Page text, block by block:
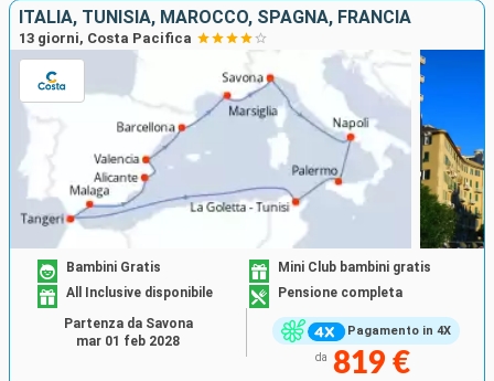
ITALIA, TUNISIA, MAROCCO, SPAGNA, FRANCIA
13 giorni, Costa Pacifica
Pagamento in 4X
Bambini Gratis
Mini Club bambini gratis
All Inclusive disponibile
Pensione completa
da 819 €
Partenza da Savona
mar 01 feb 2028